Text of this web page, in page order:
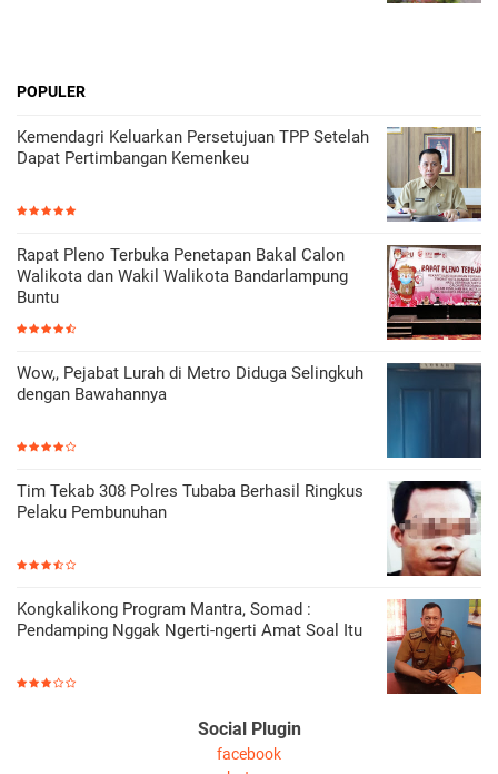
POPULER
Kemendagri Keluarkan Persetujuan TPP Setelah
Dapat Pertimbangan Kemenkeu
Rapat Pleno Terbuka Penetapan Bakal Calon
Walikota dan Wakil Walikota Bandarlampung
Buntu
Wow,, Pejabat Lurah di Metro Diduga Selingkuh
dengan Bawahannya
Tim Tekab 308 Polres Tubaba Berhasil Ringkus
Pelaku Pembunuhan
Kongkalikong Program Mantra, Somad :
Pendamping Nggak Ngerti-ngerti Amat Soal Itu
Social Plugin
facebook